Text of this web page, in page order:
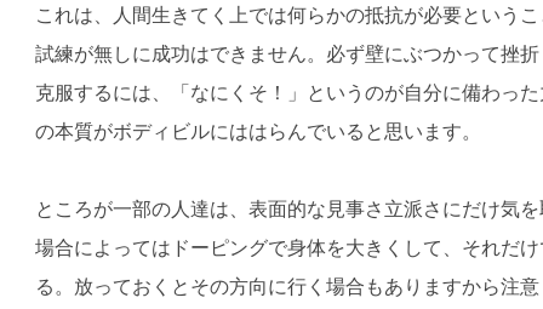
これは、人間生きてく上では何らかの抵抗が必要という
試練が無しに成功はできません。必ず壁にぶつかって挫
克服するには、「なにくそ！」というのが自分に備わっ
の本質がボディビルにははらんでいると思います。
ところが一部の人達は、表面的な見事さ立派さにだけ気
場合によってはドーピングで身体を大きくして、それだ
る。放っておくとその方向に行く場合もありますから注